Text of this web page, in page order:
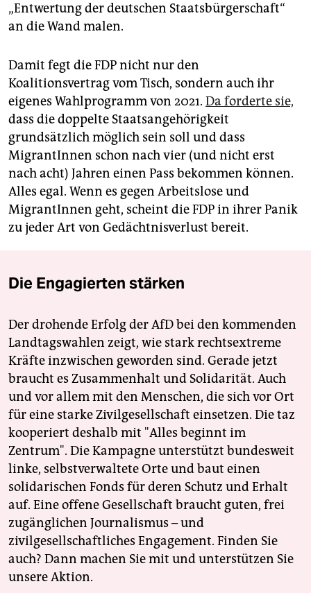
„Entwertung der deutschen Staatsbürgerschaft“
an die Wand malen.
Damit fegt die FDP nicht nur den
Koalitionsvertrag vom Tisch, sondern auch ihr
eigenes Wahlprogramm von 2021. Da forderte sie,
dass die doppelte Staatsangehörigkeit
grundsätzlich möglich sein soll und dass
MigrantInnen schon nach vier (und nicht erst
nach acht) Jahren einen Pass bekommen können.
Alles egal. Wenn es gegen Arbeitslose und
MigrantInnen geht, scheint die FDP in ihrer Panik
zu jeder Art von Gedächtnisverlust bereit.
Die Engagierten stärken
Der drohende Erfolg der AfD bei den kommenden
Landtagswahlen zeigt, wie stark rechtsextreme
Kräfte inzwischen geworden sind. Gerade jetzt
braucht es Zusammenhalt und Solidarität. Auch
und vor allem mit den Menschen, die sich vor Ort
für eine starke Zivilgesellschaft einsetzen. Die taz
kooperiert deshalb mit "Alles beginnt im
Zentrum". Die Kampagne unterstützt bundesweit
linke, selbstverwaltete Orte und baut einen
solidarischen Fonds für deren Schutz und Erhalt
auf. Eine offene Gesellschaft braucht guten, frei
zugänglichen Journalismus – und
zivilgesellschaftliches Engagement. Finden Sie
auch? Dann machen Sie mit und unterstützen Sie
unsere Aktion.